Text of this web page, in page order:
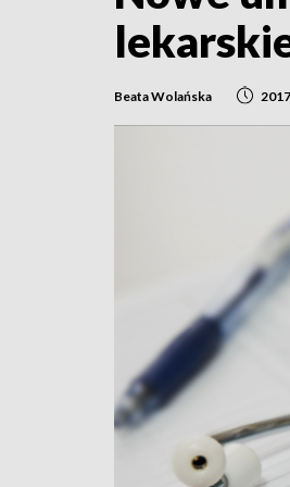
Beata Wolańska